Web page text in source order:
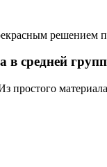
решением
в средней
простого